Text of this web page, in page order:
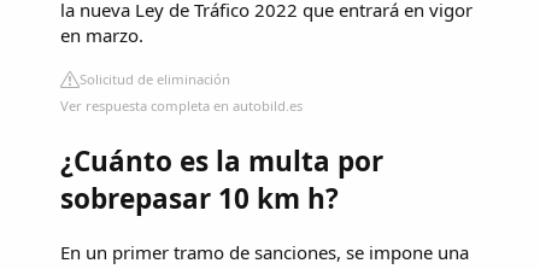
la nueva Ley de Tráfico 2022 que entrará en vigor
en marzo.
Solicitud de eliminación
Ver respuesta completa en autobild.es
¿Cuánto es la multa por
sobrepasar 10 km h?
En un primer tramo de sanciones, se impone una